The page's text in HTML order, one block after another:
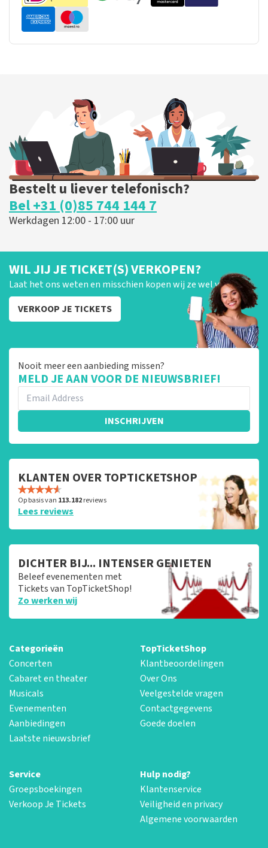
Bestelt u liever telefonisch?
Bel +31 (0)85 744 144 7
Werkdagen 12:00 - 17:00 uur
WIL JIJ JE TICKET(S) VERKOPEN?
Laat het ons weten en misschien kopen wij ze wel van je!
VERKOOP JE TICKETS
Nooit meer een aanbieding missen?
MELD JE AAN VOOR DE NIEUWSBRIEF!
INSCHRIJVEN
KLANTEN OVER TOPTICKETSHOP
Op basis van 113.182reviews
Lees reviews
DICHTER BIJ... INTENSER GENIETEN
Beleef evenementen met
Tickets van TopTicketShop!
Zo werken wij
Categorieën
Concerten
Cabaret en theater
Musicals
Evenementen
Aanbiedingen
Laatste nieuwsbrief
TopTicketShop
Klantbeoordelingen
Over Ons
Veelgestelde vragen
Contactgegevens
Goede doelen
Service
Groepsboekingen
Verkoop Je Tickets
Hulp nodig?
Klantenservice
Veiligheid en privacy
Algemene voorwaarden